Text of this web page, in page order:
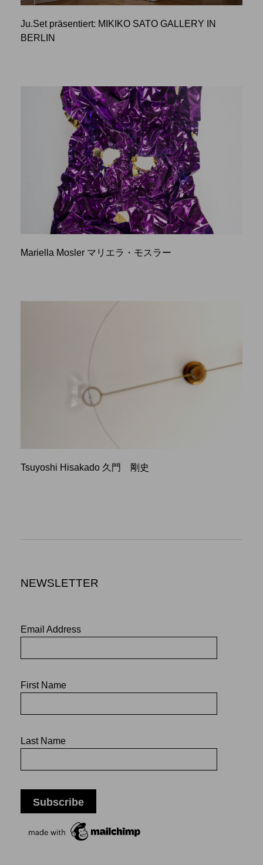
Ju.Set präsentiert: MIKIKO SATO GALLERY IN
BERLIN
Mariella Mosler マリエラ・モスラー
Tsuyoshi Hisakado 久門 剛史
NEWSLETTER
Email Address
First Name
Last Name